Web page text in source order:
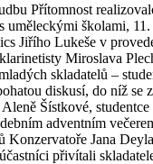
Přítomnost
uměleckými školami,
Jiřího Lukeše v
Miroslava
skladatelů –
diskusí, do níž
Šístkové,
adventním
Konzervatoře Jana
přivítali